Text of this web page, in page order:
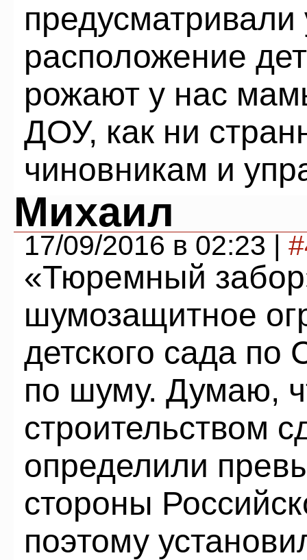
предусматривали
расположение
рожают у нас
ДОУ, как ни
чиновникам и
Михаил
17/09/2016 в 02:23 |
«Тюремный
шумозащитное
детского сада
по шуму. Думаю,
строительством
определили
стороны
поэтому